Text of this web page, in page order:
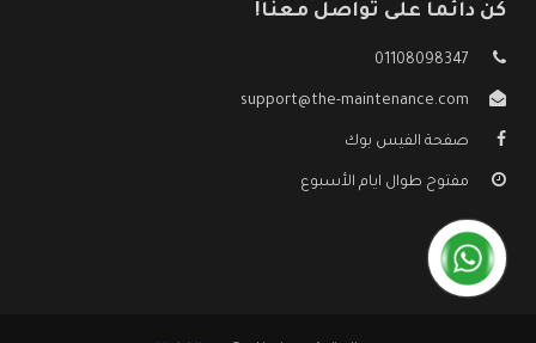
كن دائما على تواصل معنا!
01108098347
support@the-maintenance.com
صفحة الفيس بوك
مفتوح طوال ايام الأسبوع